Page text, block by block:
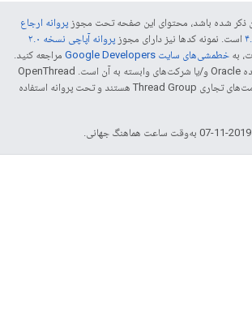
ذکر شده باشد، محتوای این صفحه تحت مجوز پروانه ارجاع
است. نمونه کدها نیز دارای مجوز پروانه آپاچی نسخه ۲.۰
به خطمشی‌های سایت Google Developers‏
مراجعه کنید.
جاوا علامت تجاری ثبت‌شده Oracle و/یا شرکت‌های وابسته به آن است. ‫OpenThread
و علائم مربوط به آن، علامت‌های تجاری Thread Group هستند و تحت پروانه استفاده